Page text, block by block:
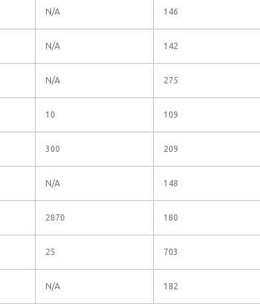
N/A 146
N/A 142
N/A 275
10 109
300 209
N/A 148
2870 180
25 703
N/A 182